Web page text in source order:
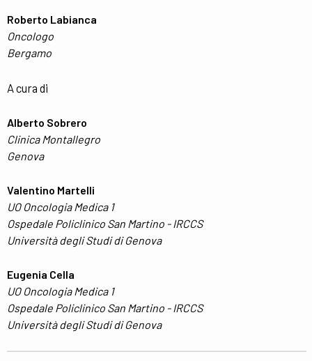
Roberto Labianca
Oncologo
Bergamo
A cura di
Alberto Sobrero
Clinica Montallegro
Genova
Valentino Martelli
UO Oncologia Medica 1
Ospedale Policlinico San Martino - IRCCS
Università degli Studi di Genova
Eugenia Cella
UO Oncologia Medica 1
Ospedale Policlinico San Martino - IRCCS
Università degli Studi di Genova